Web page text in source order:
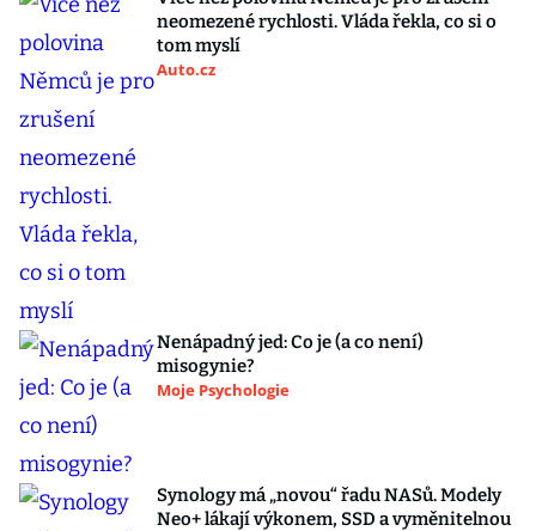
neomezené rychlosti. Vláda řekla, co si o
tom myslí
Auto.cz
Nenápadný jed: Co je (a co není)
misogynie?
Moje Psychologie
Synology má „novou“ řadu NASů. Modely
Neo+ lákají výkonem, SSD a vyměnitelnou